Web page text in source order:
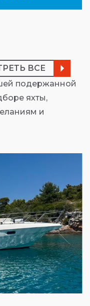
ВСЕ
подержанной
яхты,
и